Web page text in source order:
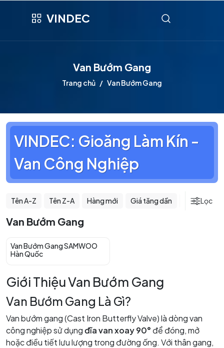
VINDEC
Van Bướm Gang
Trang chủ Van Bướm Gang
VINDEC: Gioăng Làm Kín -
Van Công Nghiệp
Van Bướm Gang
Tên A-Z Tên Z-A Hàng mới Giá tăng dần Giá giảm
Lọc
Van Bướm Gang SAMWOO
Hàn Quốc
Giới Thiệu Van Bướm Gang
Van Bướm Gang Là Gì?
Van bướm gang (Cast Iron Butterfly Valve) là dòng van
công nghiệp sử dụngđĩa van xoay 90° để đóng, mở
hoặc điều tiết lưu lượng trong đường ống. Với thân gang,